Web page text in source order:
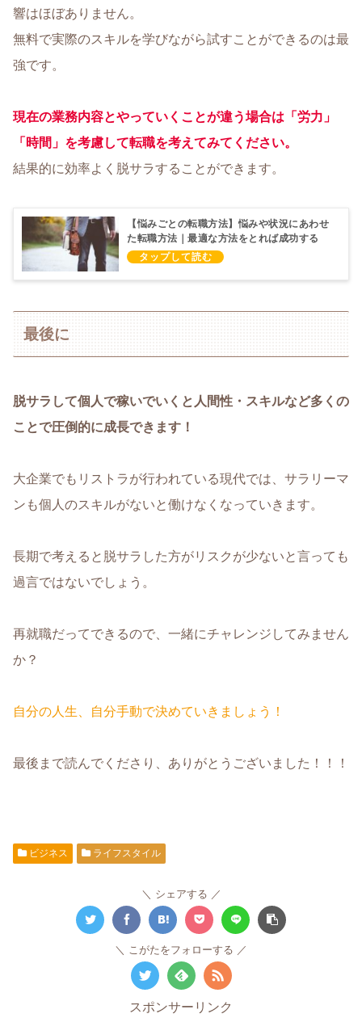
響はほぼありません。
無料で実際のスキルを学びながら試すことができるのは最
強です。
現在の業務内容とやっていくことが違う場合は「労力」
「時間」を考慮して転職を考えてみてください。
結果的に効率よく脱サラすることができます。
【悩みごとの転職方法】悩みや状況にあわせ
た転職方法｜最適な方法をとれば成功する
最後に
脱サラして個人で稼いでいくと人間性・スキルなど多くの
ことで圧倒的に成長できます！
大企業でもリストラが行われている現代では、サラリーマ
ンも個人のスキルがないと働けなくなっていきます。
長期で考えると脱サラした方がリスクが少ないと言っても
過言ではないでしょう。
再就職だってできるので、一緒にチャレンジしてみません
か？
自分の人生、自分手動で決めていきましょう！
最後まで読んでくださり、ありがとうございました！！！
ビジネス ライフスタイル
シェアする
こがたをフォローする
スポンサーリンク